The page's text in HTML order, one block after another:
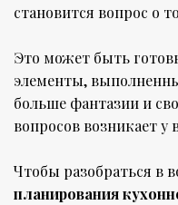
становится вопрос о
Это может быть
элементы,
больше фантазии и
вопросов возникает
Чтобы разобраться в
планирования